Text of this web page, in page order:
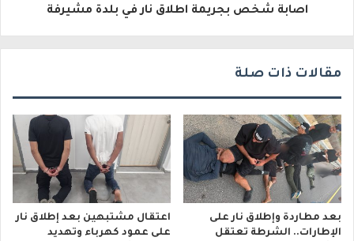
ن
اصابة شخص بجريمة اطلاق نار في بلدة مشيرفة
مقالات ذات صلة
بعد مطاردة وإطلاق نار على
الإطارات.. الشرطة تعتقل
اعتقال مشتبهين بعد إطلاق نار
على عمود كهرباء وتهديد